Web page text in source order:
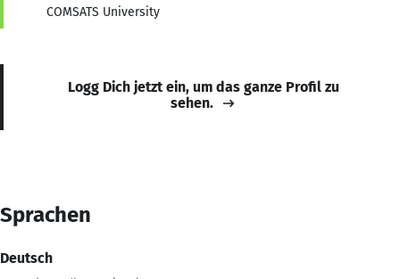
COMSATS University
Logg Dich jetzt ein, um das ganze Profil zu
sehen.
Sprachen
Deutsch